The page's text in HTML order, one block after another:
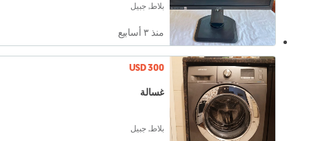
بلاط, جبيل
منذ ٣ أسابيع
USD 300
غسالة
بلاط, جبيل